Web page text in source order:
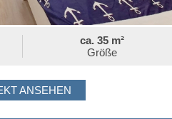
ca. 35 m²
Größe
ANSEHEN